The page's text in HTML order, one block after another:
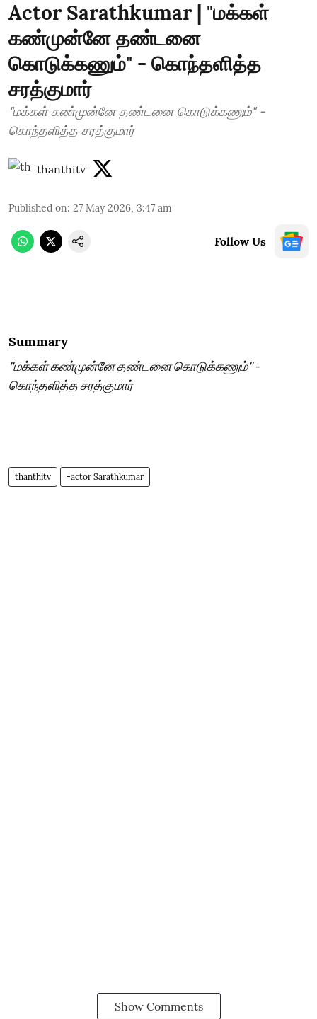
Actor Sarathkumar | "மக்கள்
கண்முன்னே தண்டனை
கொடுக்கணும்" - கொந்தளித்த
சரத்குமார்
"மக்கள் கண்முன்னே தண்டனை கொடுக்கணும்" -
கொந்தளித்த சரத்குமார்
thanthitv
Published on: 27 May 2026, 3:47 am
Follow Us
Summary
"மக்கள் கண்முன்னே தண்டனை கொடுக்கணும்" -
கொந்தளித்த சரத்குமார்
thanthitv -actor Sarathkumar
Show Comments